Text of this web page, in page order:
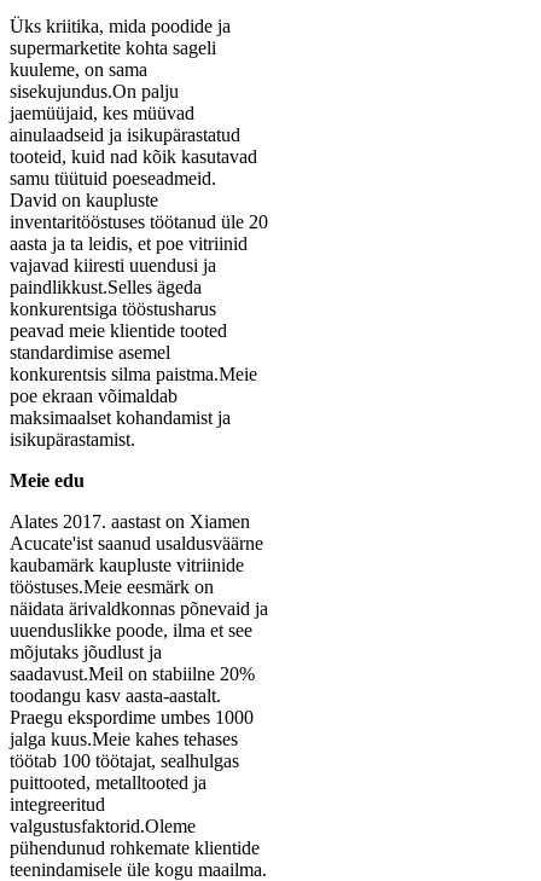
Üks kriitika, mida poodide ja
supermarketite kohta sageli
kuuleme, on sama
sisekujundus.On palju
jaemüüjaid, kes müüvad
ainulaadseid ja isikupärastatud
tooteid, kuid nad kõik kasutavad
samu tüütuid poeseadmeid.
David on kaupluste
inventaritööstuses töötanud üle 20
aasta ja ta leidis, et poe vitriinid
vajavad kiiresti uuendusi ja
paindlikkust.Selles ägeda
konkurentsiga tööstusharus
peavad meie klientide tooted
standardimise asemel
konkurentsis silma paistma.Meie
poe ekraan võimaldab
maksimaalset kohandamist ja
isikupärastamist.
Meie edu
Alates 2017. aastast on Xiamen
Acucate'ist saanud usaldusväärne
kaubamärk kaupluste vitriinide
tööstuses.Meie eesmärk on
näidata ärivaldkonnas põnevaid ja
uuenduslikke poode, ilma et see
mõjutaks jõudlust ja
saadavust.Meil on stabiilne 20%
toodangu kasv aasta-aastalt.
Praegu ekspordime umbes 1000
jalga kuus.Meie kahes tehases
töötab 100 töötajat, sealhulgas
puittooted, metalltooted ja
integreeritud
valgustusfaktorid.Oleme
pühendunud rohkemate klientide
teenindamisele üle kogu maailma.